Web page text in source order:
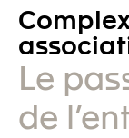
Le
de